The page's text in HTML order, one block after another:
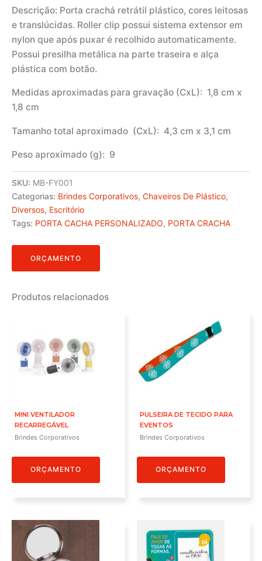
Descrição: Porta crachá retrátil plástico, cores leitosas
e translúcidas. Roller clip possui sistema extensor em
nylon que após puxar é recolhido automaticamente.
Possui presilha metálica na parte traseira e alça
plástica com botão.
Medidas aproximadas para gravação (CxL): 1,8 cm x
1,8 cm
Tamanho total aproximado (CxL): 4,3 cm x 3,1 cm
Peso aproximado (g): 9
SKU: MB-FY001
Categorias: Brindes Corporativos, Chaveiros De Plástico,
Diversos, Escritório
Tags: PORTA CACHA PERSONALIZADO, PORTA CRACHA
ORÇAMENTO
Produtos relacionados
MINI VENTILADOR
RECARREGÁVEL
Brindes Corporativos
ORÇAMENTO
PULSEIRA DE TECIDO PARA
EVENTOS
Brindes Corporativos
ORÇAMENTO